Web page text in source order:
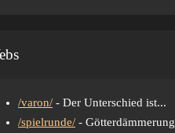
/varon/ - Der Unterschied ist...
/spielrunde/ - Götterdämmerung